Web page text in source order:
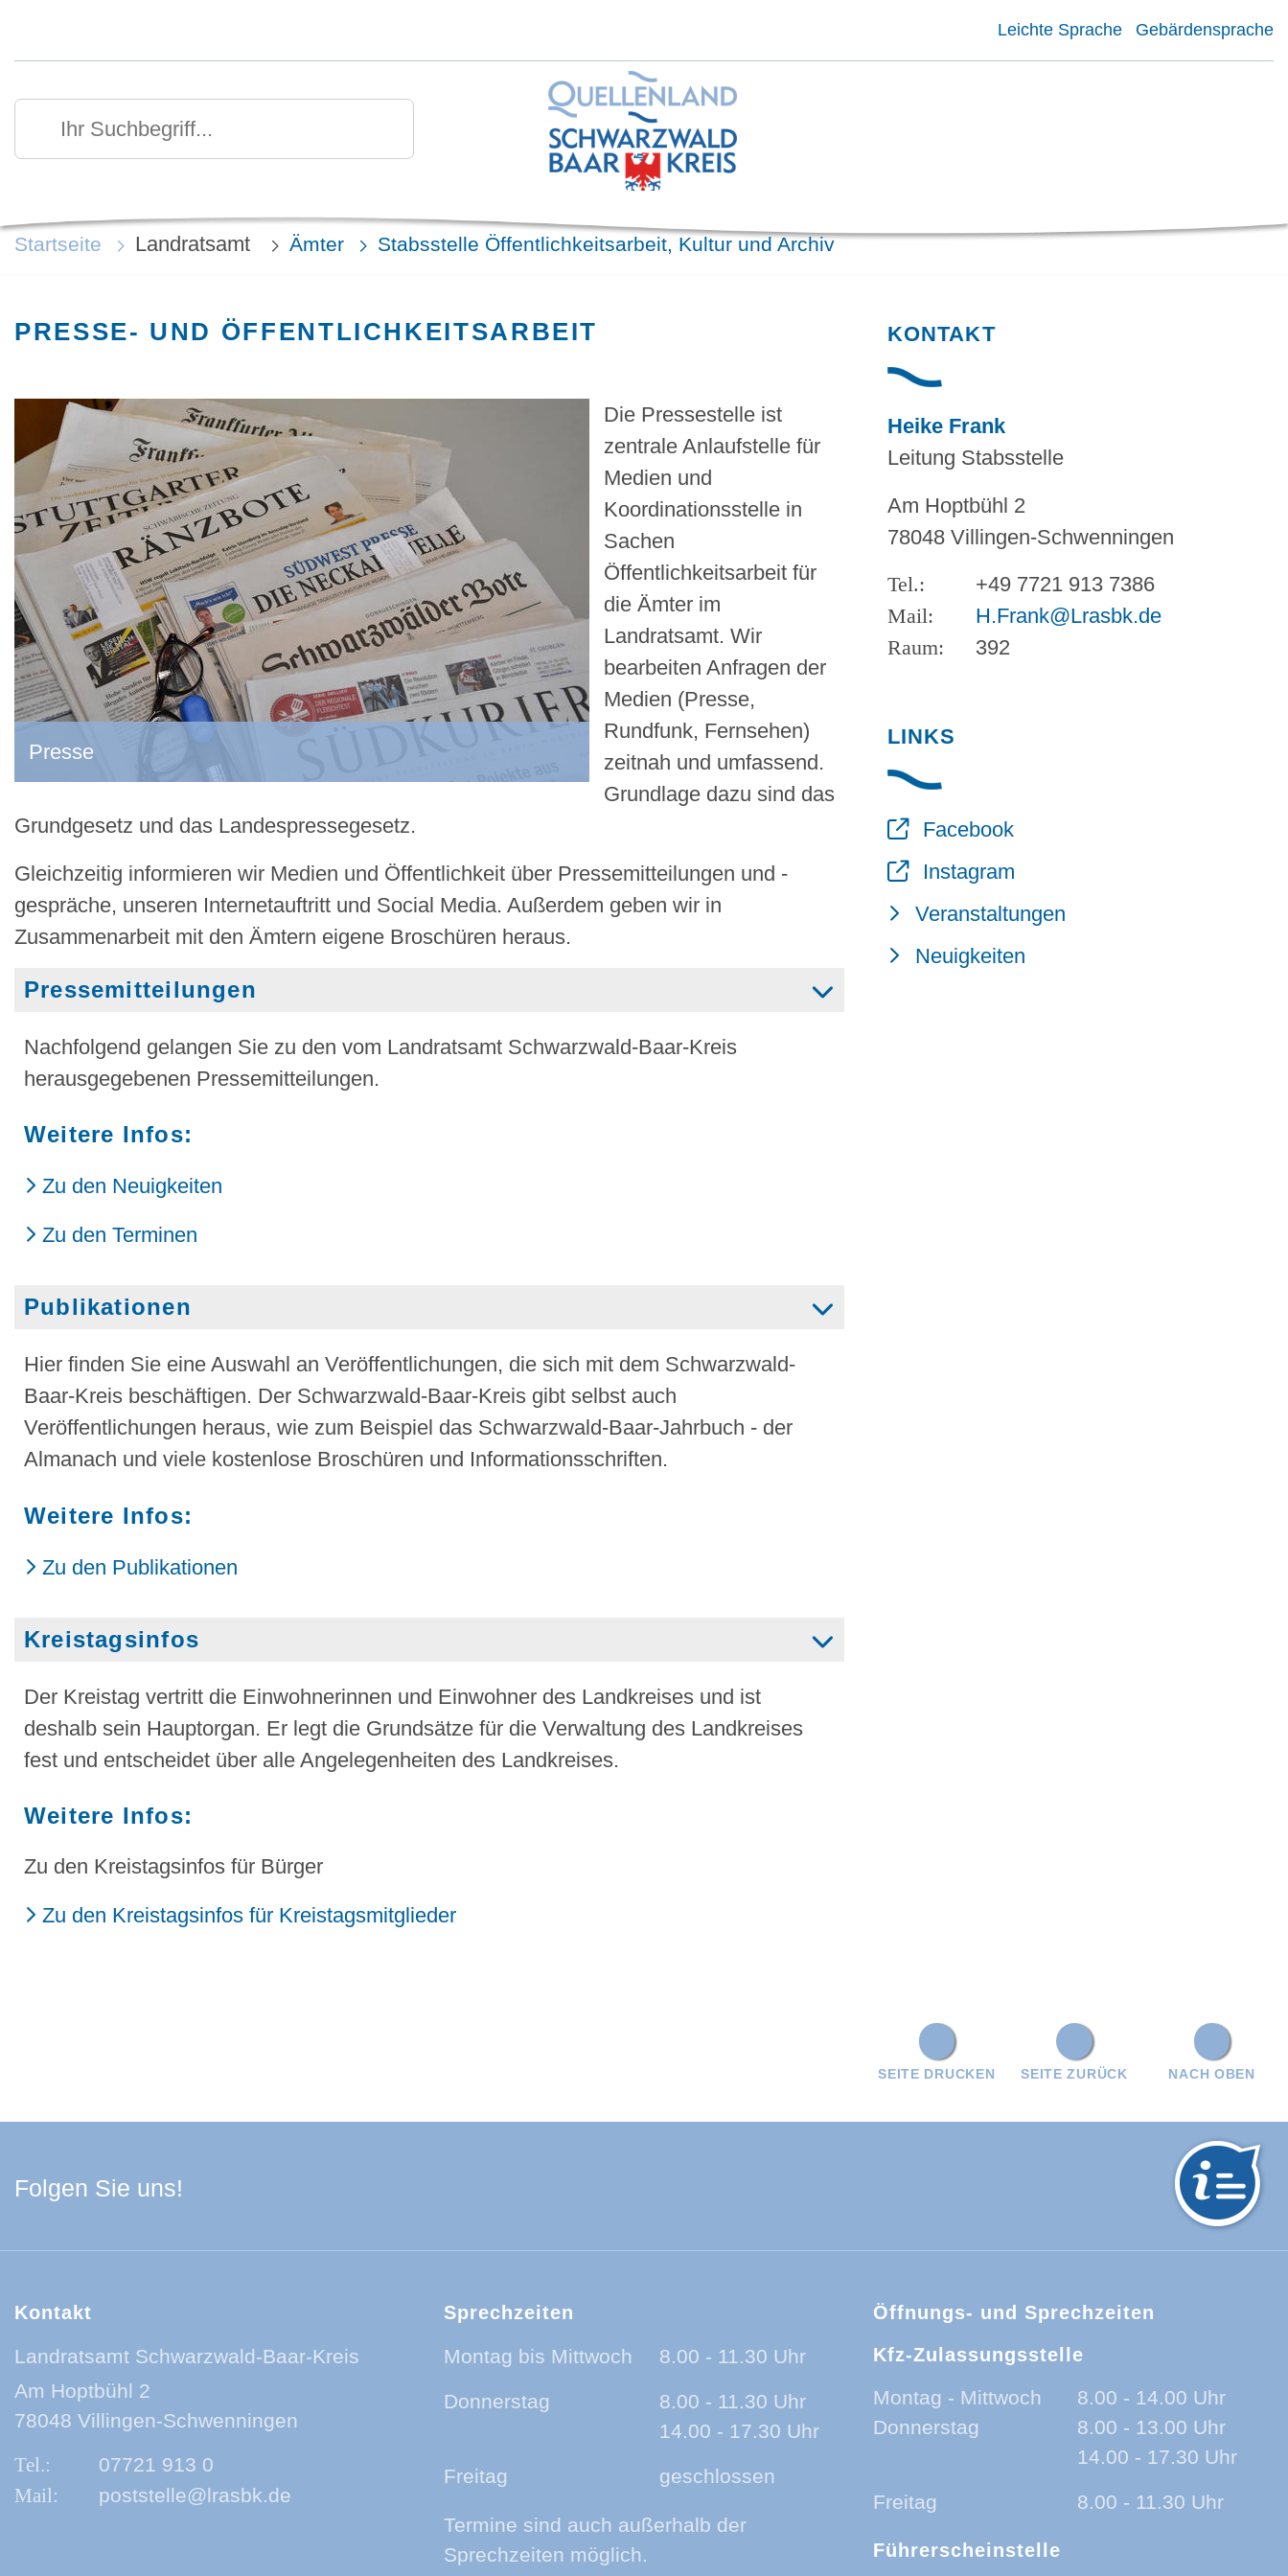
Leichte Sprache Gebärdensprache
Ihr Suchbegriff
Suchen
Startseite Landratsamt Ämter Stabsstelle Öffentlichkeitsarbeit, Kultur und Archiv
PRESSE- UND ÖFFENTLICHKEITSARBEIT
Presse
Die Pressestelle ist
zentrale Anlaufstelle für
Medien und
Koordinationsstelle in
Sachen
Öffentlichkeitsarbeit für
die Ämter im
Landratsamt. Wir
bearbeiten Anfragen der
Medien (Presse,
Rundfunk, Fernsehen)
zeitnah und umfassend.
Grundlage dazu sind das
Grundgesetz und das Landespressegesetz.
Gleichzeitig informieren wir Medien und Öffentlichkeit über Pressemitteilungen und -
gespräche, unseren Internetauftritt und Social Media. Außerdem geben wir in
Zusammenarbeit mit den Ämtern eigene Broschüren heraus.
Pressemitteilungen
Nachfolgend gelangen Sie zu den vom Landratsamt Schwarzwald-Baar-Kreis
herausgegebenen Pressemitteilungen.
Weitere Infos:
Zu den Neuigkeiten
Zu den Terminen
Publikationen
Hier finden Sie eine Auswahl an Veröffentlichungen, die sich mit dem Schwarzwald-
Baar-Kreis beschäftigen. Der Schwarzwald-Baar-Kreis gibt selbst auch
Veröffentlichungen heraus, wie zum Beispiel das Schwarzwald-Baar-Jahrbuch - der
Almanach und viele kostenlose Broschüren und Informationsschriften.
Weitere Infos:
Zu den Publikationen
Kreistagsinfos
Der Kreistag vertritt die Einwohnerinnen und Einwohner des Landkreises und ist
deshalb sein Hauptorgan. Er legt die Grundsätze für die Verwaltung des Landkreises
fest und entscheidet über alle Angelegenheiten des Landkreises.
Weitere Infos:
Zu den Kreistagsinfos für Bürger
Zu den Kreistagsinfos für Kreistagsmitglieder
KONTAKT
Heike Frank
Leitung Stabsstelle
Am Hoptbühl 2
78048 Villingen-Schwenningen
+49 7721 913 7386
H.Frank@Lrasbk.de
392
LINKS
Facebook
Instagram
Veranstaltungen
Neuigkeiten
NACH OBEN
SEITE ZURÜCK
SEITE DRUCKEN
Folgen Sie uns!
Kontakt
Landratsamt Schwarzwald-Baar-Kreis
Am Hoptbühl 2
78048 Villingen-Schwenningen
07721 913 0
poststelle@lrasbk.de
Sprechzeiten
Montag bis Mittwoch 8.00 - 11.30 Uhr
Donnerstag
8.00 - 11.30 Uhr
14.00 - 17.30 Uhr
Freitag geschlossen
Termine sind auch außerhalb der
Sprechzeiten möglich.
Öffnungs- und Sprechzeiten
Kfz-Zulassungsstelle
Montag - Mittwoch
8.00 - 14.00 Uhr
Donnerstag
8.00 - 13.00 Uhr
14.00 - 17.30 Uhr
Freitag 8.00 - 11.30 Uhr
Führerscheinstelle